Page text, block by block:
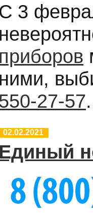
С 3
приборов
ними,
27-57.
02.02.2021
Единый